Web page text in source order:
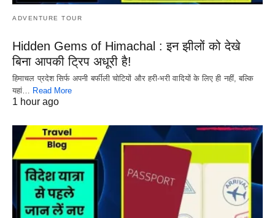
ADVENTURE TOUR
Hidden Gems of Himachal : इन झीलों को देखे
बिना आपकी ट्रिप अधूरी है!
हिमाचल प्रदेश सिर्फ अपनी बर्फीली चोटियों और हरी-भरी वादियों के लिए ही नहीं, बल्कि
यहां… Read More
1 hour ago